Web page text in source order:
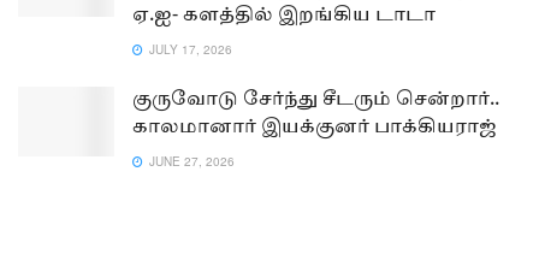
ஏ.ஐ- களத்தில் இறங்கிய டாடா
JULY 17, 2026
குருவோடு சேர்ந்து சீடரும் சென்றார்..
காலமானார் இயக்குனர் பாக்கியராஜ்
JUNE 27, 2026